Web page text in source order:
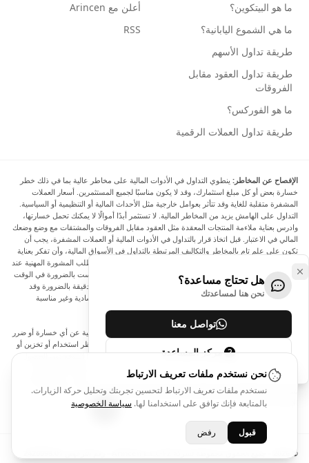
ما هو البيتكوين؟
ما هي الشموع اليابانية؟
طريقة تداول الأسهم
طريقة تداول العقود مقابل
الفروقات
ما هو الفوركس؟
طريقة تداول العملات الرقمية
أعلن مع Arincen
RSS
الإفصاح عن المخاطر: ينطوي التداول في الأدوات المالية على مخاطر عالية بما في ذلك خطر
خسارة بعض أو كل مبلغ استثمارك، وقد لا يكون مناسبًا لجميع المستثمرين. أسعار العملات
المشفرة متقلبة للغاية وقد تتأثر بعوامل خارجية مثل الأحداث المالية أو التنظيمية أو السياسية.
التداول على الهامش يزيد من المخاطر المالية. لا تستثمر أبدًا أموالًا لا يمكنك تحمل خسارتها،
وادرس بعناية ملاءمة المنتجات المعقدة مثل العقود مقابل الفروقات والمشتقات مع وضع وضعك
المالي في الاعتبار. قبل اتخاذ قرار بالتداول في الأدوات المالية أو العملات المشفرة، يجب أن
تكون على علم تام بالمخاطر والتكاليف المرتبطة بالتداول في الأسواق المالية، وأن تفكر بعناية
في أهدافك الاستثمارية ومستوى خبرتك ورغبتك في المخاطرة، وأن تطلب المشورة المهنية عند
الحاجة. تود Arincen أن تذكرك بأن البيانات الواردة في هذا الموقع ليست بالضرورة في الوقت
الفعلي وليست دقيقة. البيانات والأسعار الموجودة على الموقع ليست دقيقة بالضرورة وقد
تختلف عن السعر الفعلي في أي سوق معينة، مما يعني أن الأسعار إرشادية وغير مناسبة
لأغراض التداول.
لن يتحمل Arincen وأي مزود للبيانات الواردة في هذا الموقع المسؤولية عن أي خسارة أو ضرر
نتيجة لتداولك، أو اعتمادك على المعلومات الواردة في هذا الموقع. يحظر استخدام أو تخزين أو
إعادة إنتاج أو عرض أو تعديل أو نقل أو توزيع البيانات الموجودة في هذا الموقع دون الحصول
على إذن كتابي صريح مسبق من Arincen و/أو مزود البيانات. جميع حقوق الملكية الفكرية
محفوظة من قبل مقدمي الخدمة و/أو البورصة التي تقدم البيانات الواردة في هذا الموقع. قد
يتم تعويض Arincen من قبل المعلنين الذين يظهرون على الموقع، بناءً على تفاعلك مع
الإعلانات أو المعلنين.
© 2026 - جميع الحقوق محفوظة لشركة Arincen L.L.C-FZ - رقم الترخيص 2420098.01
هل تحتاج مساعدة؟
نحن هنا لمساعدتك
تواصل معنا
مركز المساعدة
نحن نستخدم ملفات تعريف الارتباط
نستخدم ملفات تعريف الارتباط لتحسين تجربتك وتحليل حركة الزيارات.
بالمتابعة فإنك توافق على استخدامنا لها. سياسة الخصوصية
قبول رفض